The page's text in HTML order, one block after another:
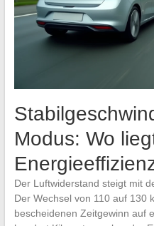
Modus: Wo
Der Luftwiderstand steigt mit
Der Wechsel von 110 auf 130
bescheidenen Zeitgewinn auf